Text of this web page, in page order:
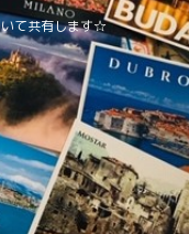
て共有します☆